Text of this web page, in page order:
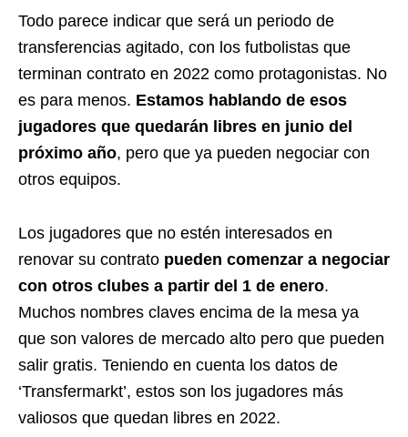
Todo parece indicar que será un periodo de
transferencias agitado, con los futbolistas que
terminan contrato en 2022 como protagonistas. No
es para menos. Estamos hablando de esos
jugadores que quedarán libres en junio del
próximo año, pero que ya pueden negociar con
otros equipos.
Los jugadores que no estén interesados en
renovar su contrato pueden comenzar a negociar
con otros clubes a partir del 1 de enero.
Muchos nombres claves encima de la mesa ya
que son valores de mercado alto pero que pueden
salir gratis. Teniendo en cuenta los datos de
‘Transfermarkt’, estos son los jugadores más
valiosos que quedan libres en 2022.